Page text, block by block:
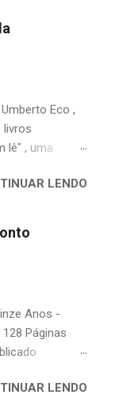
Eco ,
livros
lê" , uma
da
forçados
na escola e
certa
ou autor
surpreendente
a essas
pode
estante.
LENDO
Anos -
Páginas
a infância
LENDO